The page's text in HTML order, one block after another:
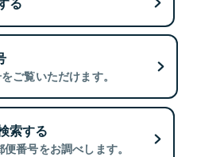
ご覧いただけます。
索する
番号をお調べします。